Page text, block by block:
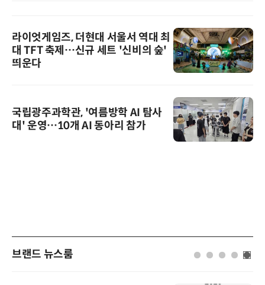
라이엇게임즈, 더현대 서울서 역대 최
대 TFT 축제…신규 세트 '신비의 숲'
띄운다
국립광주과학관, '여름방학 AI 탐사
대' 운영…10개 AI 동아리 참가
브랜드 뉴스룸